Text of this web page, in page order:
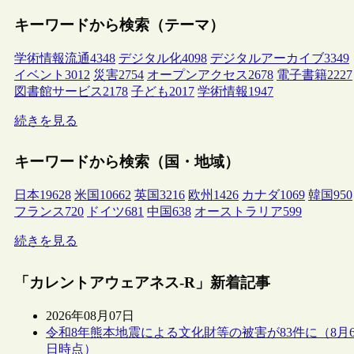
キーワードから検索（テーマ）
学術情報流通4348 デジタル化4098 デジタルアーカイブ3349
イベント 3012 災害2754 オープンアクセス2678 電子書籍2227
図書館サービス2178 子ども2017 学術情報1947
続きを見る
キーワードから検索（国・地域）
日本19628 米国 10662 英国3216 欧州 1426 カナダ1069 韓国950
フランス720 ドイツ681 中国638 オーストラリア599
続きを見る
「カレントアウェアネス-R」新着記事
2026年08月07日
令和8年熊本地震による文化財等の被害が83件に（8月
日時点）